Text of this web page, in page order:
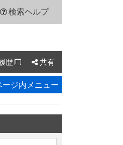
検索ヘルプ
歴  共有
ージ内 メニュー